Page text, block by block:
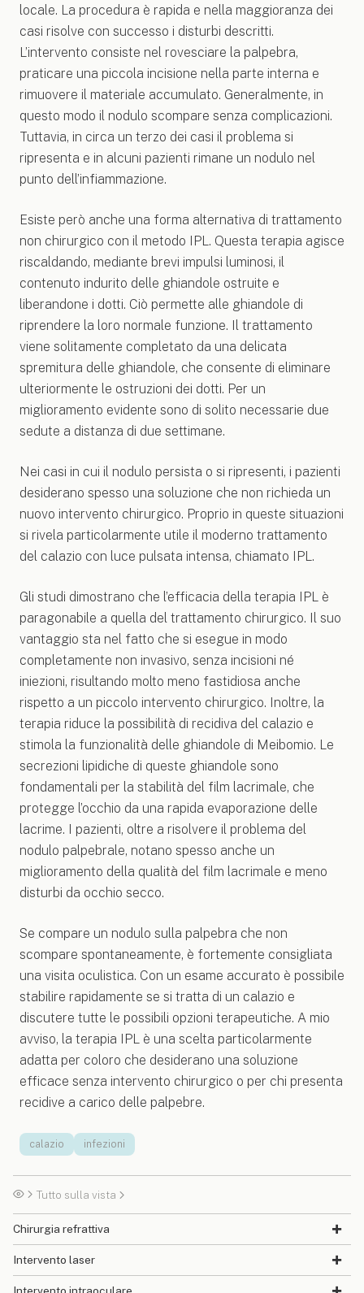
locale. La procedura è rapida e nella maggioranza dei
casi risolve con successo i disturbi descritti.
L’intervento consiste nel rovesciare la palpebra,
praticare una piccola incisione nella parte interna e
rimuovere il materiale accumulato. Generalmente, in
questo modo il nodulo scompare senza complicazioni.
Tuttavia, in circa un terzo dei casi il problema si
ripresenta e in alcuni pazienti rimane un nodulo nel
punto dell’infiammazione.
Esiste però anche una forma alternativa di trattamento
non chirurgico con il metodo IPL. Questa terapia agisce
riscaldando, mediante brevi impulsi luminosi, il
contenuto indurito delle ghiandole ostruite e
liberandone i dotti. Ciò permette alle ghiandole di
riprendere la loro normale funzione. Il trattamento
viene solitamente completato da una delicata
spremitura delle ghiandole, che consente di eliminare
ulteriormente le ostruzioni dei dotti. Per un
miglioramento evidente sono di solito necessarie due
sedute a distanza di due settimane.
Nei casi in cui il nodulo persista o si ripresenti, i pazienti
desiderano spesso una soluzione che non richieda un
nuovo intervento chirurgico. Proprio in queste situazioni
si rivela particolarmente utile il moderno trattamento
del calazio con luce pulsata intensa, chiamato IPL.
Gli studi dimostrano che l’efficacia della terapia IPL è
paragonabile a quella del trattamento chirurgico. Il suo
vantaggio sta nel fatto che si esegue in modo
completamente non invasivo, senza incisioni né
iniezioni, risultando molto meno fastidiosa anche
rispetto a un piccolo intervento chirurgico. Inoltre, la
terapia riduce la possibilità di recidiva del calazio e
stimola la funzionalità delle ghiandole di Meibomio. Le
secrezioni lipidiche di queste ghiandole sono
fondamentali per la stabilità del film lacrimale, che
protegge l’occhio da una rapida evaporazione delle
lacrime. I pazienti, oltre a risolvere il problema del
nodulo palpebrale, notano spesso anche un
miglioramento della qualità del film lacrimale e meno
disturbi da occhio secco.
Se compare un nodulo sulla palpebra che non
scompare spontaneamente, è fortemente consigliata
una visita oculistica. Con un esame accurato è possibile
stabilire rapidamente se si tratta di un calazio e
discutere tutte le possibili opzioni terapeutiche. A mio
avviso, la terapia IPL è una scelta particolarmente
adatta per coloro che desiderano una soluzione
efficace senza intervento chirurgico o per chi presenta
recidive a carico delle palpebre.
calazio infezioni
Tutto sulla vista
Chirurgia refrattiva
Intervento laser